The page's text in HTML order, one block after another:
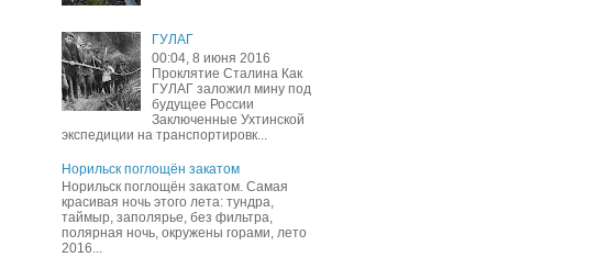
ГУЛАГ
00:04, 8 июня 2016
Проклятие Сталина Как
ГУЛАГ заложил мину под
будущее России
Заключенные Ухтинской
экспедиции на транспортировк...
Норильск поглощён закатом
Норильск поглощён закатом. Самая
красивая ночь этого лета: тундра,
таймыр, заполярье, без фильтра,
полярная ночь, окружены горами, лето
2016...